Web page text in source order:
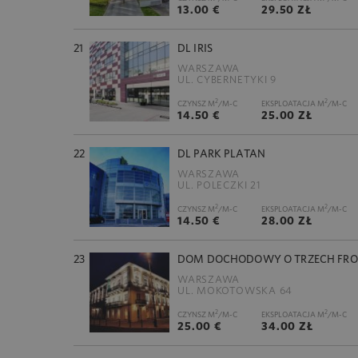
13.00 € 29.50 ZŁ
21 DL IRIS
WARSZAWA
UL. CYBERNETYKI 9
CZYNSZ M2/M-C
14.50 €
EKSPLOATACJA M2/M-C
25.00 ZŁ
22 DL PARK PLATAN
WARSZAWA
UL. POLECZKI 21
CZYNSZ M2/M-C
14.50 €
EKSPLOATACJA M2/M-C
28.00 ZŁ
23 DOM DOCHODOWY O TRZECH
WARSZAWA
UL. MOKOTOWSKA 64
CZYNSZ M2/M-C
25.00 €
EKSPLOATACJA M2/M-C
34.00 ZŁ